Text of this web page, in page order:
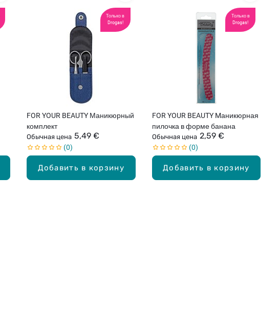
Только в
Drogas!
Добавить в корзину
FOR YOUR BEAUTY Маникюрный
комплект
Обычная цена 5,49 €
0
Только в
Drogas!
Добавить в корзину
FOR YOUR BEAUTY Mаникюрная
пилочка в форме банана
Обычная цена 2,59 €
0